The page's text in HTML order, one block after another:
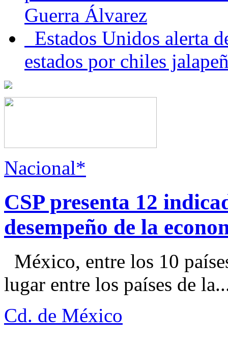
Guerra Álvarez
Estados Unidos alerta
estados por chiles
Nacional*
CSP presenta 12
desempeño de la
México, entre los 10
lugar entre los países de
Cd. de México